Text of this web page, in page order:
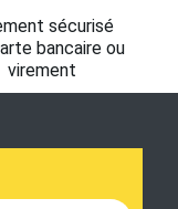
sécurisé
bancaire ou
virement